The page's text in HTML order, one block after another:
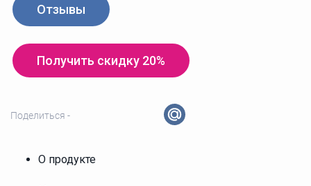
Отзывы
Получить скидку 20%
Поделиться -
О продукте